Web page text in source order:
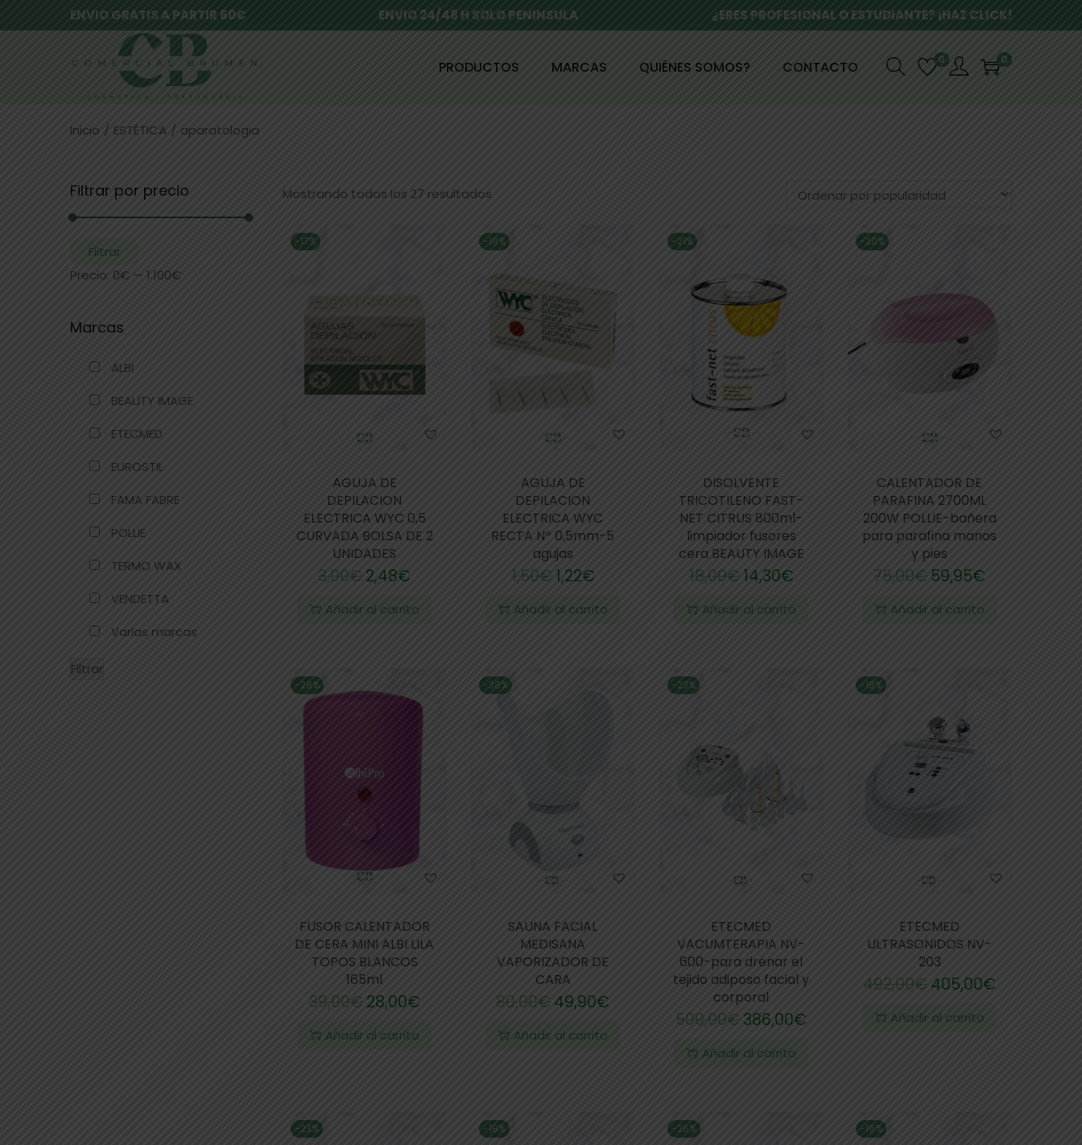
ENVIO GRATIS A PARTIR 60€ ENVIO 24/48 H SOLO PENINSULA ¿ERES PROFESIONAL O ESTUDIANTE? ¡HAZ CLICK!
PRODUCTOS MARCAS QUIÉNES SOMOS? CONTACTO 0 0
Inicio / ESTÉTICA / aparatologia
Mostrando todos los 27 resultados
-17%
AGUJA DE
DEPILACION
ELECTRICA WYC 0,5
CURVADA BOLSA DE 2
UNIDADES
3,00€2,48€
Añadir al carrito
-19%
AGUJA DE
DEPILACION
ELECTRICA WYC
RECTA Nº 0,5mm-5
agujas
1,50€1,22€
Añadir al carrito
-21%
DISOLVENTE
TRICOTILENO FAST-
NET CITRUS 800ml-
limpiador fusores
cera BEAUTY IMAGE
18,00€14,30€
Añadir al carrito
-20%
CALENTADOR DE
PARAFINA 2700ML
200W POLLIE-bañera
para parafina manos
y pies
75,00€ 59,95€
Añadir al carrito
-28%
FUSOR CALENTADOR
DE CERA MINI ALBI LILA
TOPOS BLANCOS
165ml
39,00€28,00€
Añadir al carrito
-38%
SAUNA FACIAL
MEDISANA
VAPORIZADOR DE
CARA
80,00€49,90€
Añadir al carrito
-23%
ETECMED
VACUMTERAPIA NV-
600-para drenar el
tejido adiposo facial y
corporal
500,00€386,00€
Añadir al carrito
-18%
ETECMED
ULTRASONIDOS NV-
203
492,00€405,00€
Añadir al carrito
-23% -18% -26% -16%
Filtrar por precio
Filtrar
Precio: 0€ — 1.100€
Marcas
ALBI
BEAUTY IMAGE
ETECMED
EUROSTIL
FAMA FABRE
POLLIE
TERMO WAX
VENDETTA
Varias marcas
Filtrar